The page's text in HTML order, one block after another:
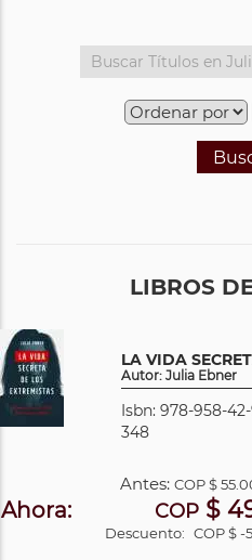
LIBROS
LA VIDA
Autor: Julia Ebner
Isbn: 978-958-
348
Antes: COP$
Ahora: COP $
Descuento: COP $ -